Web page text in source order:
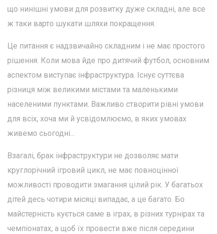
що нинішні умови для розвитку дуже складні, але все
ж таки варто шукати шляхи покращення.
Це питання є надзвичайно складним і не має простого
рішення. Коли мова йде про дитячий футбол, основним
аспектом виступає інфраструктура. Існує суттєва
різниця між великими містами та маленькими
населеними пунктами. Важливо створити рівні умови
для всіх, хоча ми й усвідомлюємо, в яких умовах
живемо сьогодні...
Взагалі, брак інфраструктури не дозволяє мати
круглорічний ігровий цикл, не має повноцінної
можливості проводити змагання цілий рік. У багатьох
дітей десь чотири місяці випадає, а це багато. Бо
майстерність кується саме в іграх, в різних турнірах та
чемпіонатах, а щоб їх провести вже після середини